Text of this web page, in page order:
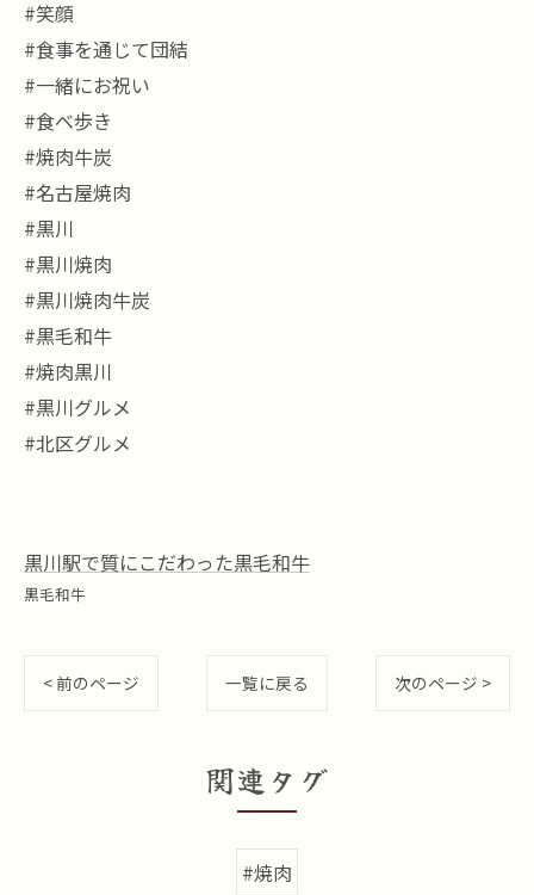
#笑顔
#食事を通じて団結
#一緒にお祝い
#食べ歩き
#焼肉牛炭
#名古屋焼肉
#黒川
#黒川焼肉
#黒川焼肉牛炭
#黒毛和牛
#焼肉黒川
#黒川グルメ
#北区グルメ
黒川駅で質にこだわった黒毛和牛
黒毛和牛
< 前のページ 一覧に戻る 次のページ >
関連タグ
#焼肉